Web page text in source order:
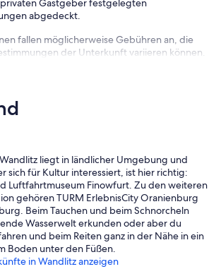
Gastgeber festgelegten
abgedeckt.
fallen möglicherweise Gebühren an, die
der Unterkunft variieren können.
liegt in ländlicher Umgebung und
sich für Kultur interessiert, ist hier richtig:
Luftfahrtmuseum Finowfurt. Zu den weiteren
gehören TURM ErlebnisCity Oranienburg
Beim Tauchen und beim Schnorcheln
Wasserwelt erkunden oder aber du
und beim Reiten ganz in der Nähe in ein
Boden unter den Füßen.
in Wandlitz anzeigen